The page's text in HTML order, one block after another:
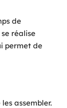
de
réalise
permet de
assembler.